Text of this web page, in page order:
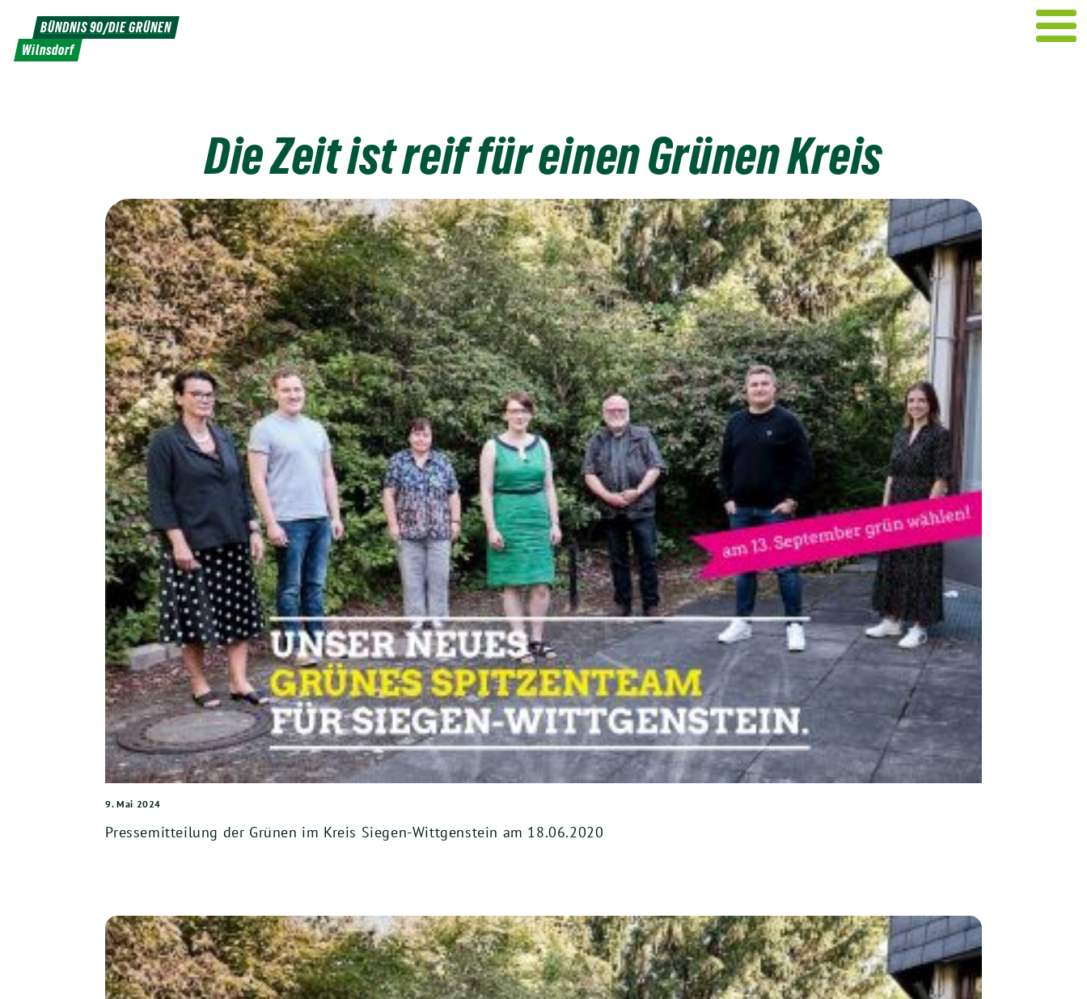
Inhalt
BÜNDNIS 90/DIE GRÜNEN
Wilnsdorf
Die Zeit ist reif für einen Grünen Kreis
9. Mai 2024
Pressemitteilung der Grünen im Kreis Siegen-Wittgenstein am 18.06.2020